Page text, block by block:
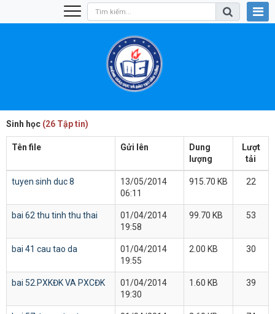
Sinh học (26 Tập tin)
Tên file Gửi lên
Dung
lượng
Lượt
tải
tuyen sinh duc 8
13/05/2014
06:11
915.70 KB 22
bai 62 thu tinh thu thai
01/04/2014
19:58
99.70 KB 53
bai 41 cau tao da
01/04/2014
19:55
2.00 KB 30
bai 52.PXKĐK VA PXCĐK
01/04/2014
19:30
1.60 KB 39